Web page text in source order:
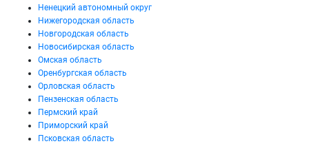
Ненецкий автономный округ
Нижегородская область
Новгородская область
Новосибирская область
Омская область
Оренбургская область
Орловская область
Пензенская область
Пермский край
Приморский край
Псковская область